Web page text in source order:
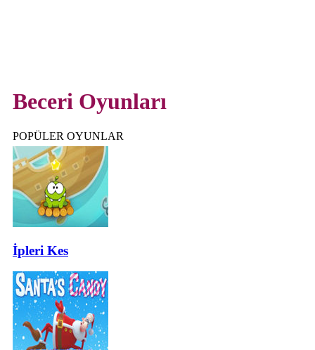
Beceri Oyunları
POPÜLER OYUNLAR
İpleri Kes